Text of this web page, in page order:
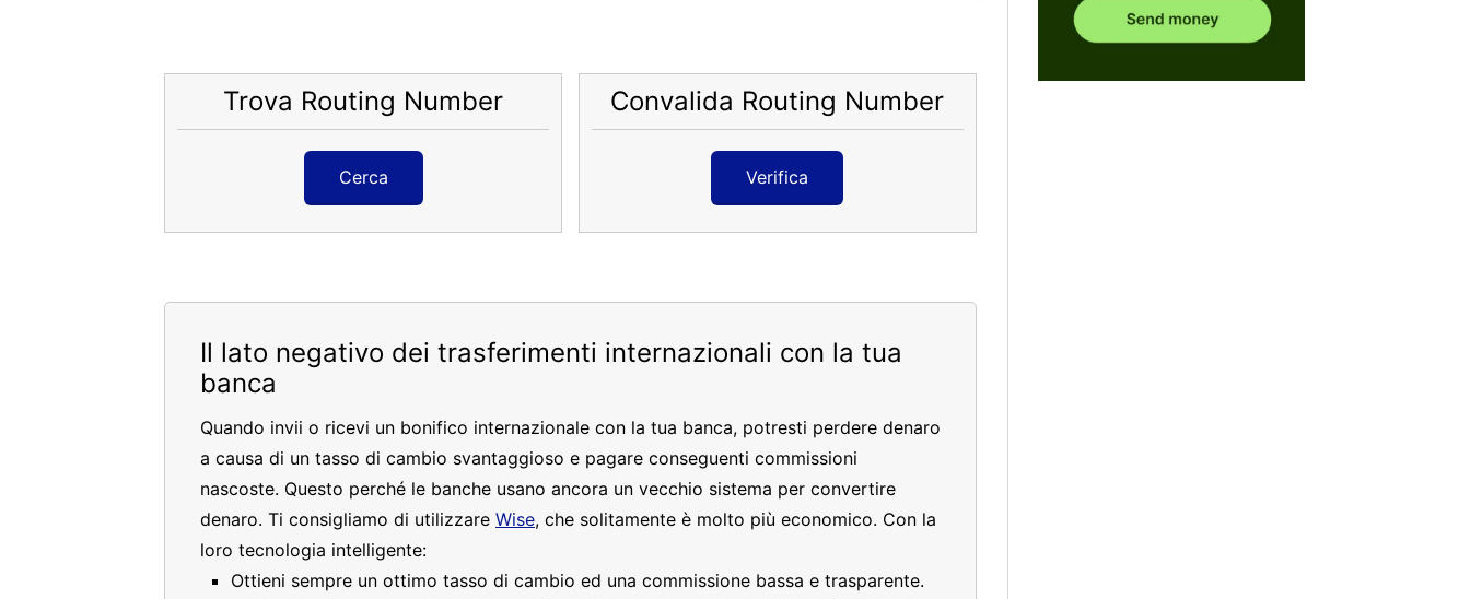
Trova Routing Number
Cerca
Convalida Routing Number
Verifica
Il lato negativo dei trasferimenti internazionali con la tua
banca
Quando invii o ricevi un bonifico internazionale con la tua banca, potresti perdere denaro
a causa di un tasso di cambio svantaggioso e pagare conseguenti commissioni
nascoste. Questo perché le banche usano ancora un vecchio sistema per convertire
denaro. Ti consigliamo di utilizzare Wise, che solitamente è molto più economico. Con la
loro tecnologia intelligente:
Ottieni sempre un ottimo tasso di cambio ed una commissione bassa e trasparente.